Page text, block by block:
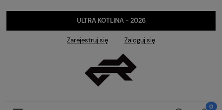
ULTRA KOTLINA - 2026
Zarejestruj się Zaloguj się